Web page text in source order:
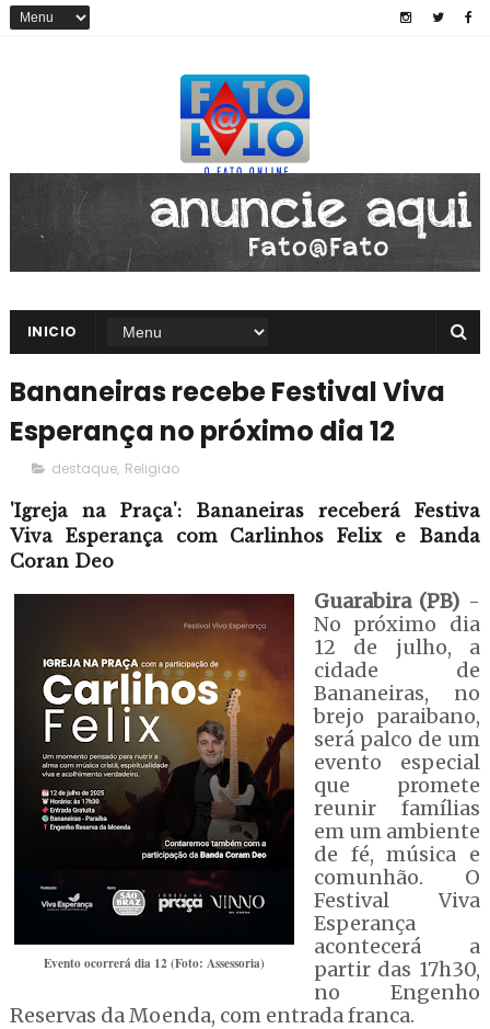
INICIO
Bananeiras recebe Festival Viva
Esperança no próximo dia 12
destaque, Religiao
'Igreja na Praça': Bananeiras receberá Festiva
Viva Esperança com Carlinhos Felix e Banda
Coran Deo
Evento ocorrerá dia 12 (Foto: Assessoria)
Guarabira (PB) -
No próximo dia
12 de julho, a
cidade de
Bananeiras, no
brejo paraibano,
será palco de um
evento especial
que promete
reunir famílias
em um ambiente
de fé, música e
comunhão. O
Festival Viva
Esperança
acontecerá a
partir das 17h30,
no Engenho
Reservas da Moenda, com entrada franca.